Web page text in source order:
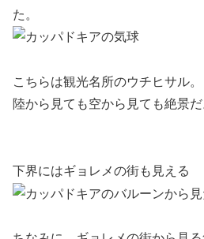
た。
こちらは観光名所のウチヒサル。
陸から見ても空から見ても絶景だ
下界にはギョレメの街も見える